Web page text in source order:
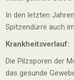
In den letzten
Spitzendürre auch
Krankheitsverlauf:
Die Pilzsporen der
das gesunde